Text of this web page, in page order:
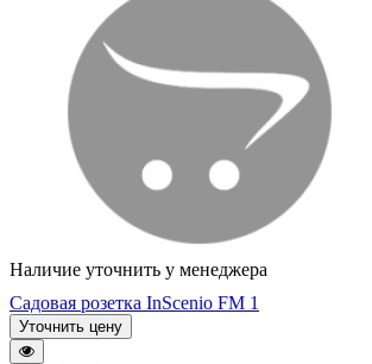
Наличие уточнить у менеджера
Садовая розетка InScenio FM 1
Уточнить цену